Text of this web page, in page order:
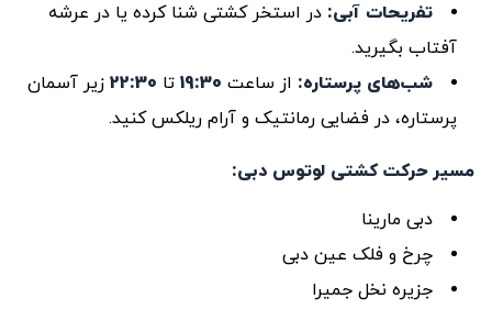
تفریحات آبی: در استخر کشتی شنا کرده یا در عرشه
آفتاب بگیرید.
شب‌های پرستاره: از ساعت 19:30 تا 22:30 زیر آسمان
پرستاره، در فضایی رمانتیک و آرام ریلکس کنید.
مسیر حرکت کشتی لوتوس دبی:
دبی مارینا
چرخ و فلک عین دبی
جزیره نخل جمیرا